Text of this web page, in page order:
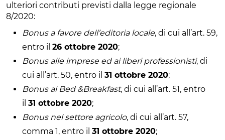
ulteriori contributi previsti dalla legge regionale
8/2020:
Bonus a favore dell’editoria locale, di cui all’art. 59,
entro il 26 ottobre 2020;
Bonus alle imprese ed ai liberi professionisti, di
cui all’art. 50, entro il 31 ottobre 2020;
Bonus ai Bed &Breakfast, di cui all’art. 51, entro
il 31 ottobre 2020;
Bonus nel settore agricolo, di cui all’art. 57,
comma 1, entro il 31 ottobre 2020;